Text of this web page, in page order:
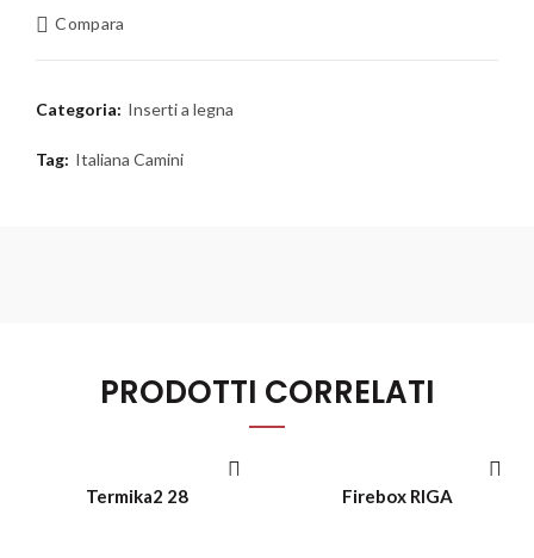
Compara
Categoria: Inserti a legna
Tag: Italiana Camini
PRODOTTI CORRELATI
Termika2 28 Firebox RIGA